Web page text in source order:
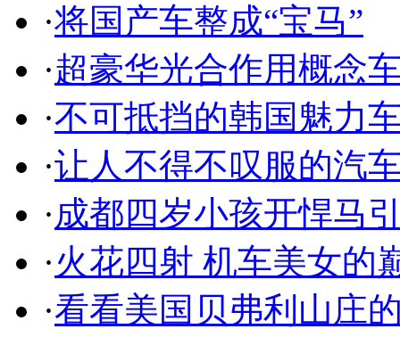
·将国产车整成“宝马”
·超豪华光合作用概念
·不可抵挡的韩国魅力
·让人不得不叹服的汽
·成都四岁小孩开悍马
·火花四射 机车美女的
·看看美国贝弗利山庄